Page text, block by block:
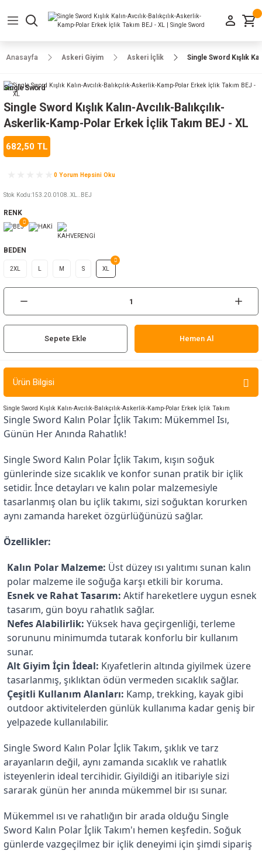
Geri Dön
Geri Dön
Geri Dön
Geri Dön
Geri Dön
Geri Dön
Geri Dön
Anasayfa Askeri Giyim Askeri İçlik Single Sword Kışlık
Single Sword
Single Sword Kışlık Kalın-Avcılık-Balıkçılık-
Askerlik-Kamp-Polar Erkek İçlik Takım BEJ - XL
682,50 TL
0 Yorum Hepsini Oku
Stok Kodu:153.20.0108..XL..BEJ
RENK
BEDEN
2XL M S XL
Sepete Ekle Hemen Al
Ürün Bilgisi
Single Sword Kışlık Kalın-Avcılık-Balıkçılık-Askerlik-Kamp-Polar Erkek İçlik Takım
Single Sword Kalın Polar İçlik Takım: Mükemmel Isı,
Günün Her Anında Rahatlık!
Single Sword Kalın Polar İçlik Takım, kışın soğuk
günlerinde size sıcaklık ve konfor sunan pratik bir içlik
setidir. İnce detayları ve kalın polar malzemesiyle
tasarlanmış olan bu içlik takımı, sizi soğuktan korurken
aynı zamanda hareket özgürlüğünüzü sağlar.
Özellikler:
Kalın Polar Malzeme: Üst düzey ısı yalıtımı sunan kalın
polar malzeme ile soğuğa karşı etkili bir koruma.
Esnek ve Rahat Tasarım: Aktif hareketlere uygun esnek
tasarım, gün boyu rahatlık sağlar.
Nefes Alabilirlik: Yüksek hava geçirgenliği, terleme
sorununu minimumda tutarak konforlu bir kullanım
sunar.
Alt Giyim İçin İdeal: Kıyafetlerin altında giyilmek üzere
tasarlanmış, şıklıktan ödün vermeden sıcaklık sağlar.
Çeşitli Kullanım Alanları: Kamp, trekking, kayak gibi
outdoor aktivitelerden günlük kullanıma kadar geniş bir
yelpazede kullanılabilir.
Single Sword Kalın Polar İçlik Takım, şıklık ve tarz
arayanların değil, aynı zamanda sıcaklık ve rahatlık
isteyenlerin ideal tercihidir. Giyildiği an itibariyle sizi
sararak günün her anında mükemmel bir ısı sunar.
Mükemmel ısı ve rahatlığın bir arada olduğu Single
Sword Kalın Polar İçlik Takım'ı hemen keşfedin. Soğuk
günlerde vazgeçilmez bir içlik deneyimi için şimdi sipariş